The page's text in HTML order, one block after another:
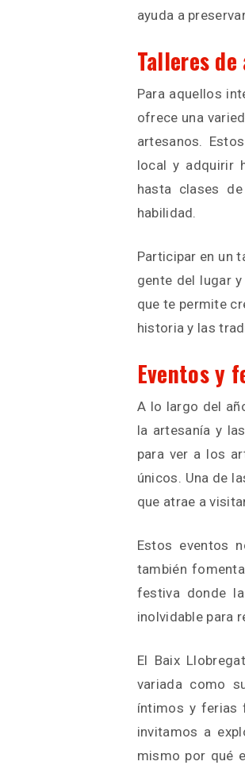
ayuda a
Talleres
Para aquellos
ofrece una
artesanos.
local y adquirir
hasta clases
habilidad.
Participar en un
gente del lugar
que te permite
historia y las
Eventos y
A lo largo del
la artesanía y
para ver a los
únicos. Una de
que atrae a
Estos eventos
también
festiva donde
inolvidable para
El Baix
variada como
íntimos y ferias
invitamos a
mismo por qué